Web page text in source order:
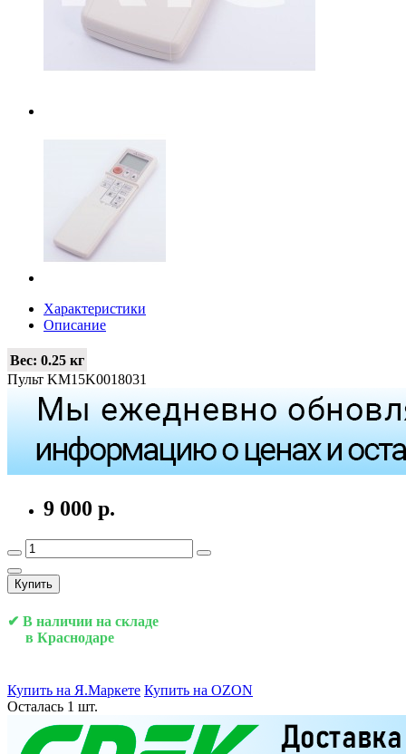
Характеристики
Описание
Вес: 0.25 кг
Пульт KM15K0018031
9 000 р.
Купить
✔ В наличии на складе
в Краснодаре
Купить на Я.Маркете Купить на OZON
Осталась 1 шт.